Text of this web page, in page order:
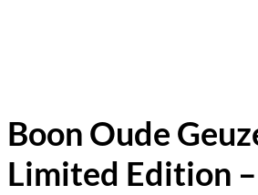
Boon Oude
Limited Edition